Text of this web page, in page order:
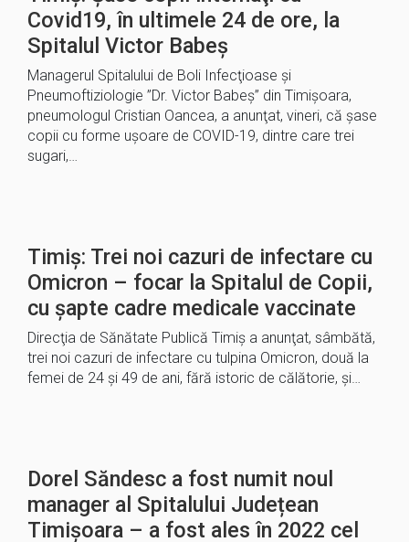
Covid19, în ultimele 24 de ore, la
Spitalul Victor Babeș
Managerul Spitalului de Boli Infecţioase şi
Pneumoftiziologie ”Dr. Victor Babeş” din Timişoara,
pneumologul Cristian Oancea, a anunţat, vineri, că şase
copii cu forme uşoare de COVID-19, dintre care trei
sugari,…
Timiş: Trei noi cazuri de infectare cu
Omicron – focar la Spitalul de Copii,
cu şapte cadre medicale vaccinate
Direcţia de Sănătate Publică Timiş a anunţat, sâmbătă,
trei noi cazuri de infectare cu tulpina Omicron, două la
femei de 24 şi 49 de ani, fără istoric de călătorie, şi…
Dorel Săndesc a fost numit noul
manager al Spitalului Județean
Timișoara – a fost ales în 2022 cel